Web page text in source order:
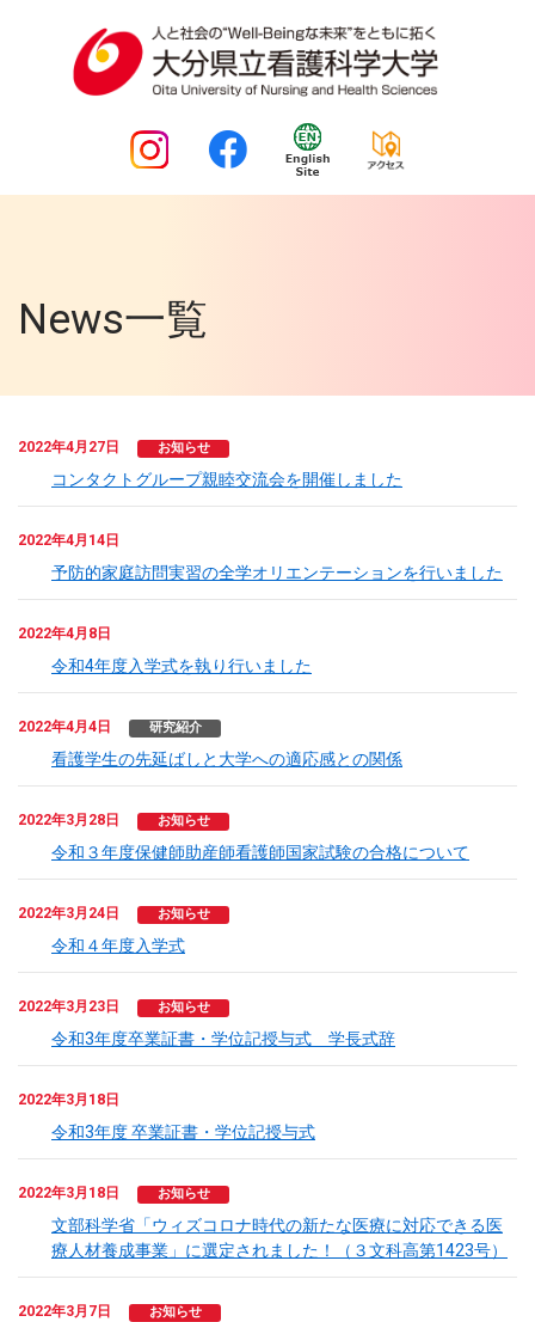
News一覧
2022年4月27日 お知らせ
コンタクトグループ親睦交流会を開催しました
2022年4月14日
予防的家庭訪問実習の全学オリエンテーションを行いました
2022年4月8日
令和4年度入学式を執り行いました
2022年4月4日 研究紹介
看護学生の先延ばしと大学への適応感との関係
2022年3月28日 お知らせ
令和３年度保健師助産師看護師国家試験の合格について
2022年3月24日 お知らせ
令和４年度入学式
2022年3月23日 お知らせ
令和3年度卒業証書・学位記授与式 学長式辞
2022年3月18日
令和3年度 卒業証書・学位記授与式
2022年3月18日 お知らせ
文部科学省「ウィズコロナ時代の新たな医療に対応できる医
療人材養成事業」に選定されました！（３文科高第1423号）
2022年3月7日 お知らせ